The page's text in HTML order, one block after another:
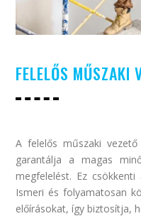
FELELŐS MŰSZAKI
A felelős műszaki
garantálja a magas
megfelelést. Ez
Ismeri és folyamatosan
előírásokat, így biztosítja,